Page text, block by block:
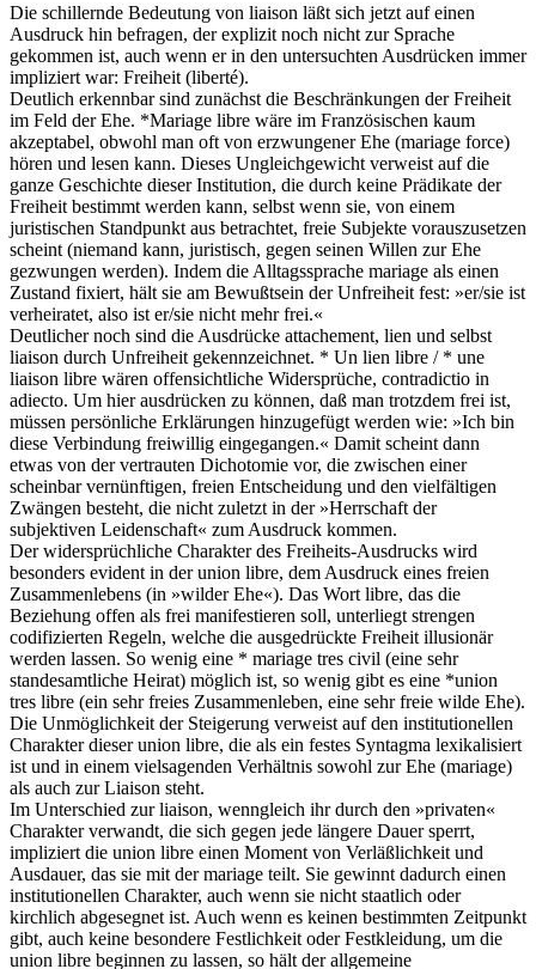
Die schillernde Bedeutung von liaison läßt sich jetzt auf einen
Ausdruck hin befragen, der explizit noch nicht zur Sprache
gekommen ist, auch wenn er in den untersuchten Ausdrücken immer
impliziert war: Freiheit (liberté).
Deutlich erkennbar sind zunächst die Beschränkungen der Freiheit
im Feld der Ehe. *Mariage libre wäre im Französischen kaum
akzeptabel, obwohl man oft von erzwungener Ehe (mariage force)
hören und lesen kann. Dieses Ungleichgewicht verweist auf die
ganze Geschichte dieser Institution, die durch keine Prädikate der
Freiheit bestimmt werden kann, selbst wenn sie, von einem
juristischen Standpunkt aus betrachtet, freie Subjekte vorauszusetzen
scheint (niemand kann, juristisch, gegen seinen Willen zur Ehe
gezwungen werden). Indem die Alltagssprache mariage als einen
Zustand fixiert, hält sie am Bewußtsein der Unfreiheit fest: »er/sie ist
verheiratet, also ist er/sie nicht mehr frei.«
Deutlicher noch sind die Ausdrücke attachement, lien und selbst
liaison durch Unfreiheit gekennzeichnet. * Un lien libre / * une
liaison libre wären offensichtliche Widersprüche, contradictio in
adiecto. Um hier ausdrücken zu können, daß man trotzdem frei ist,
müssen persönliche Erklärungen hinzugefügt werden wie: »Ich bin
diese Verbindung freiwillig eingegangen.« Damit scheint dann
etwas von der vertrauten Dichotomie vor, die zwischen einer
scheinbar vernünftigen, freien Entscheidung und den vielfältigen
Zwängen besteht, die nicht zuletzt in der »Herrschaft der
subjektiven Leidenschaft« zum Ausdruck kommen.
Der widersprüchliche Charakter des Freiheits-Ausdrucks wird
besonders evident in der union libre, dem Ausdruck eines freien
Zusammenlebens (in »wilder Ehe«). Das Wort libre, das die
Beziehung offen als frei manifestieren soll, unterliegt strengen
codifizierten Regeln, welche die ausgedrückte Freiheit illusionär
werden lassen. So wenig eine * mariage tres civil (eine sehr
standesamtliche Heirat) möglich ist, so wenig gibt es eine *union
tres libre (ein sehr freies Zusammenleben, eine sehr freie wilde Ehe).
Die Unmöglichkeit der Steigerung verweist auf den institutionellen
Charakter dieser union libre, die als ein festes Syntagma lexikalisiert
ist und in einem vielsagenden Verhältnis sowohl zur Ehe (mariage)
als auch zur Liaison steht.
Im Unterschied zur liaison, wenngleich ihr durch den »privaten«
Charakter verwandt, die sich gegen jede längere Dauer sperrt,
impliziert die union libre einen Moment von Verläßlichkeit und
Ausdauer, das sie mit der mariage teilt. Sie gewinnt dadurch einen
institutionellen Charakter, auch wenn sie nicht staatlich oder
kirchlich abgesegnet ist. Auch wenn es keinen bestimmten Zeitpunkt
gibt, auch keine besondere Festlichkeit oder Festkleidung, um die
union libre beginnen zu lassen, so hält der allgemeine